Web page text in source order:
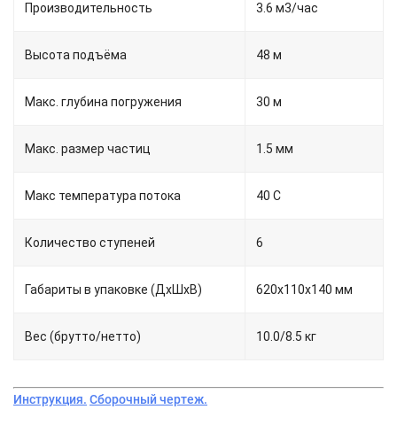
Производительность 3.6 м3/час
Высота подъёма 48 м
Макс. глубина погружения 30 м
Макс. размер частиц 1.5 мм
Макс температура потока 40 С
Количество ступеней 6
Габариты в упаковке (ДхШхВ) 620х110х140 мм
Вес (брутто/нетто) 10.0/8.5 кг
Инструкция. Сборочный чертеж.